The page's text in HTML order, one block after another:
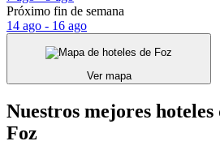
Próximo fin de semana
14 ago - 16 ago
Ver mapa
Nuestros mejores
Foz